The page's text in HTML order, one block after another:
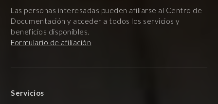
Las personas interesadas pueden afiliarse al Centro de
Documentación y acceder a todos los servicios y
beneficios disponibles.
Formulario de afiliación
Servicios